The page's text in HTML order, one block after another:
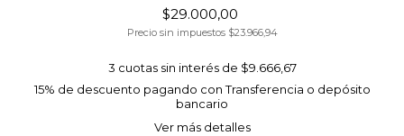
$29.000,00
Precio sin impuestos $23.966,94
3 cuotas sin interés de $9.666,67
15% de descuento pagando con Transferencia o depósito
bancario
Ver más detalles